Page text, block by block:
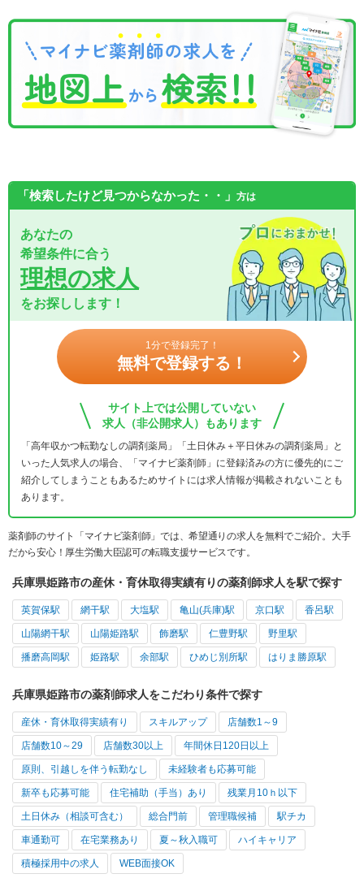
「検索したけど見つからなかった・・」 方は
あなたの
希望条件に合う
理想の求人
をお探しします！
1分で登録完了！
無料で登録する！
サイト上では公開していない
求人（非公開求人）もあります
「高年収かつ転勤なしの調剤薬局」「土日休み＋平日休みの調剤薬局」と
いった人気求人の場合、「マイナビ薬剤師」に登録済みの方に優先的にご
紹介してしまうこともあるためサイトには求人情報が掲載されないことも
あります。
薬剤師のサイト「マイナビ薬剤師」では、希望通りの求人を無料でご紹介。大手
だから安心！厚生労働大臣認可の転職支援サービスです。
兵庫県姫路市の産休・育休取得実績有りの薬剤師求人を駅で探す
英賀保駅 網干駅 大塩駅 亀山(兵庫)駅 京口駅 香呂駅
山陽網干駅 山陽姫路駅 飾磨駅 仁豊野駅 野里駅
播磨高岡駅 姫路駅 余部駅 ひめじ別所駅 はりま勝原駅
兵庫県姫路市の薬剤師求人をこだわり条件で探す
産休・育休取得実績有り スキルアップ 店舗数1～9
店舗数10～29 店舗数30以上 年間休日120日以上
原則、引越しを伴う転勤なし 未経験者も応募可能
新卒も応募可能 住宅補助（手当）あり 残業月10ｈ以下
土日休み（相談可含む） 総合門前 管理職候補 駅チカ
車通勤可 在宅業務あり 夏～秋入職可 ハイキャリア
積極採用中の求人 WEB面接OK